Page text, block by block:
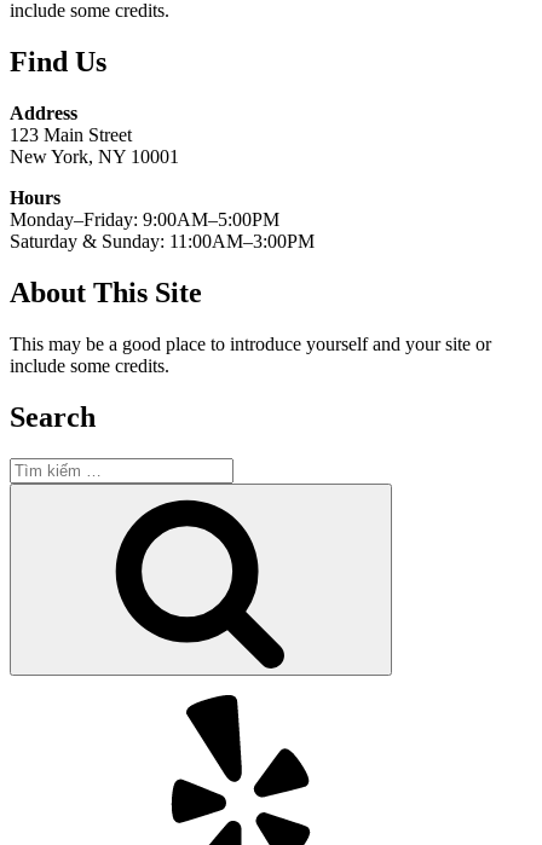
include some credits.
Find Us
Address
123 Main Street
New York, NY 10001
Hours
Monday–Friday: 9:00AM–5:00PM
Saturday & Sunday: 11:00AM–3:00PM
About This Site
This may be a good place to introduce yourself and your site or
include some credits.
Search
Tìm
kiếm: